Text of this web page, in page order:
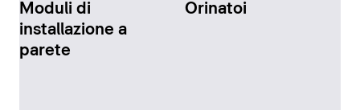
Moduli di
installazione a
parete
Orinatoi